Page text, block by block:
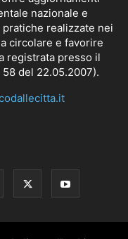
nazionale e
realizzate nei
circolare e favorire
registrata presso il
del 22.05.2007).